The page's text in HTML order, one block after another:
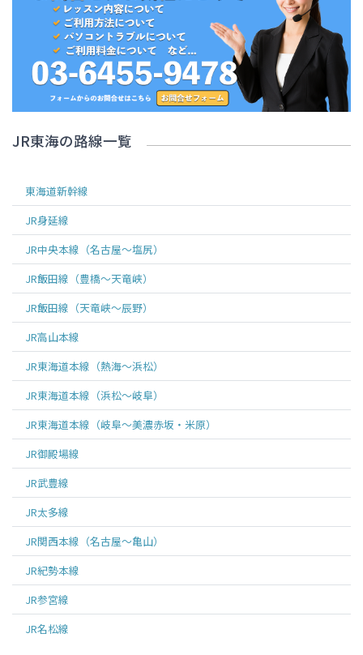
JR東海の路線一覧
東海道新幹線
JR身延線
JR中央本線（名古屋～塩尻）
JR飯田線（豊橋～天竜峡）
JR飯田線（天竜峡～辰野）
JR高山本線
JR東海道本線（熱海～浜松）
JR東海道本線（浜松～岐阜）
JR東海道本線（岐阜～美濃赤坂・米原）
JR御殿場線
JR武豊線
JR太多線
JR関西本線（名古屋～亀山）
JR紀勢本線
JR参宮線
JR名松線